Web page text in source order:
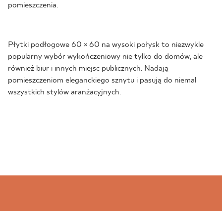
pomieszczenia.
Płytki podłogowe 60 × 60 na wysoki połysk to niezwykle
popularny wybór wykończeniowy nie tylko do domów, ale
również biur i innych miejsc publicznych. Nadają
pomieszczeniom eleganckiego sznytu i pasują do niemal
wszystkich stylów aranżacyjnych.